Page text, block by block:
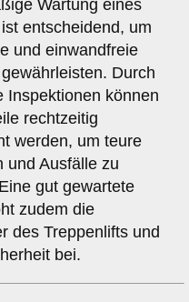
Wartung eines
entscheidend, um
und einwandfreie
Durch
Inspektionen können
rechtzeitig
werden, um teure
und Ausfälle zu
gut gewartete
zudem die
des Treppenlifts und
bei.